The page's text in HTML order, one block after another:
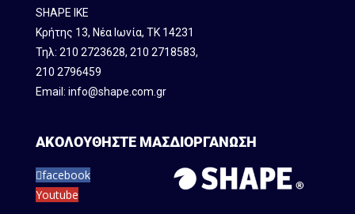
SHAPE IKE
Κρήτης 13, Νέα Ιωνία, ΤΚ 14231
Τηλ: 210 2723628, 210 2718583,
210 2796459
Email: info@shape.com.gr
ΑΚΟΛΟΥΘΗΣΤΕ ΜΑΣ
facebook
Youtube
ΔΙΟΡΓΑΝΩΣΗ